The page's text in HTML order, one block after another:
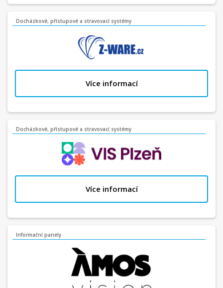
Docházkové, přístupové a stravovací systémy
Více informací
Docházkové, přístupové a stravovací systémy
Více informací
Informační panely